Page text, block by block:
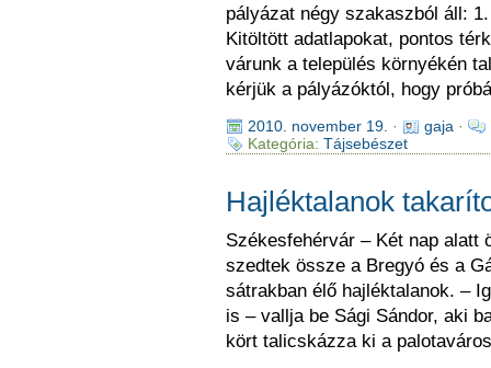
pályázat négy szakaszból áll:
Kitöltött adatlapokat, pontos
várunk a település környékén
kérjük a pályázóktól, hogy
2010. november 19. · gaja ·
Kategória: Tájsebészet
Hajléktalanok
Székesfehérvár – Két nap alatt
szedtek össze a Bregyó és a
sátrakban élő hajléktalanok. –
is – vallja be Sági Sándor, aki
kört talicskázza ki a